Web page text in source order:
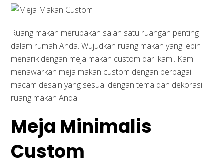
Ruang makan merupakan salah satu ruangan penting
dalam rumah Anda. Wujudkan ruang makan yang lebih
menarik dengan meja makan custom dari kami. Kami
menawarkan meja makan custom dengan berbagai
macam desain yang sesuai dengan tema dan dekorasi
ruang makan Anda.
Meja Minimalis
Custom